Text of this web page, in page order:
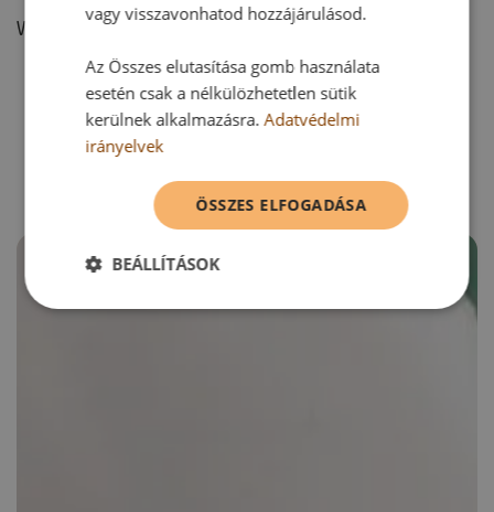
Vélemény írásához, kérjük, jelentkezz be!
RECEPTAJÁNLÓ
vagy visszavonhatod hozzájárulásod.
Az Összes elutasítása gomb használata
esetén csak a nélkülözhetetlen sütik
kerülnek alkalmazásra.Adatvédelmi
irányelvek
ÖSSZES ELFOGADÁSA
BEÁLLÍTÁSOK